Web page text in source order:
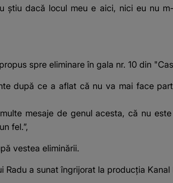
știu dacă locul meu e aici, nici eu nu
spre eliminare în gala nr. 10 din
după ce a aflat că nu va mai face
mesaje de genul acesta, că nu
fel.”,
vestea eliminării.
Radu a sunat îngrijorat la producția